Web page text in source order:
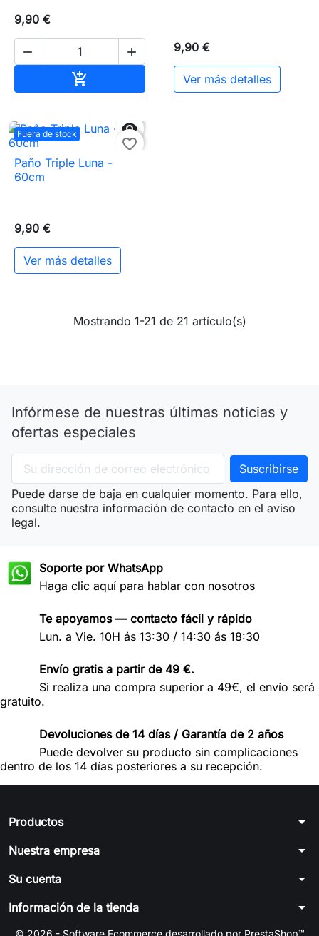
9,90 €
 

9,90 €
Ver más detalles
Fuera de stock

favorite_border
Paño Triple Luna -
60cm
9,90 €
Ver más detalles
Mostrando 1-21 de 21 artículo(s)
Infórmese de nuestras últimas noticias y
ofertas especiales
Puede darse de baja en cualquier momento. Para ello,
consulte nuestra información de contacto en el aviso
legal.
Soporte por WhatsApp
Haga clic aquí para hablar con nosotros
Te apoyamos — contacto fácil y rápido
Lun. a Vie. 10H ás 13:30 / 14:30 ás 18:30
Envío gratis a partir de 49 €.
Si realiza una compra superior a 49€, el envío será
gratuito.
Devoluciones de 14 días / Garantía de 2 años
Puede devolver su producto sin complicaciones
dentro de los 14 días posteriores a su recepción.
Productos arrow_drop_down
Nuestra empresa arrow_drop_down
Su cuenta arrow_drop_down
Información de la tienda arrow_drop_down